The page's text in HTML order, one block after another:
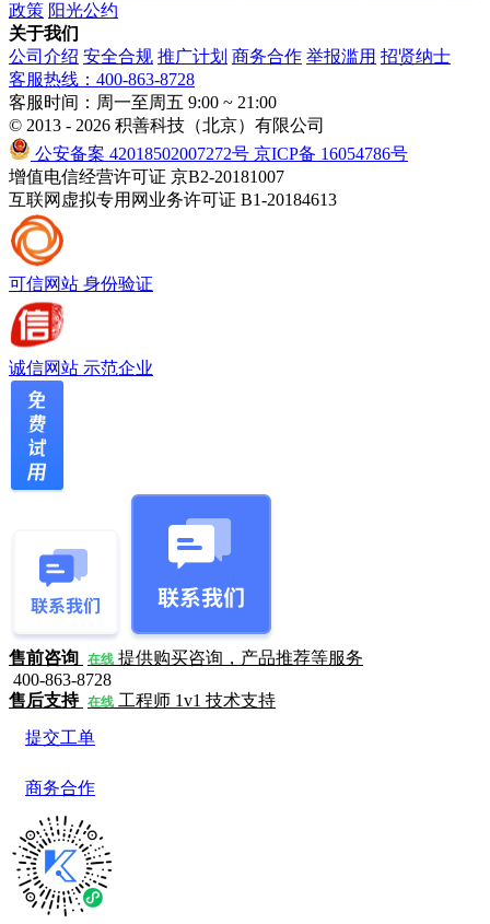
政策 阳光公约
关于我们
公司介绍 安全合规 推广计划 商务合作 举报滥用 招贤纳士
客服热线：400-863-8728
客服时间：周一至周五 9:00 ~ 21:00
© 2013 - 2026 积善科技（北京）有限公司
公安备案 42018502007272号 京ICP备 16054786号
增值电信经营许可证 京B2-20181007
互联网虚拟专用网业务许可证 B1-20184613
可信网站 身份验证
诚信网站 示范企业
售前咨询 在线 提供购买咨询，产品推荐等服务
400-863-8728
售后支持 在线 工程师 1v1 技术支持
提交工单
商务合作